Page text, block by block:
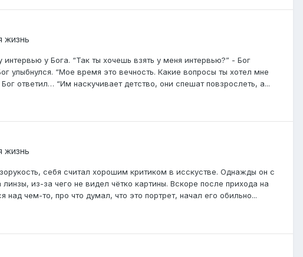
жизнь
у Бога. “Так ты хочешь взять у меня интервью?” - Бог
улыбнулся. “Мое время это вечность. Какие вопросы ты хотел мне
ответил… “Им наскучивает детство, они спешат повзрослеть, а...
жизнь
себя считал хорошим критиком в исскустве. Однажды он с
из-за чего не видел чётко картины. Вскоре после прихода на
над чем-то, про что думал, что это портрет, начал его обильно...